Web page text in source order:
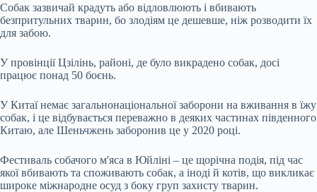
Собак зазвичай крадуть або відловлюють і вбивають
безпритульних тварин, бо злодіям це дешевше, ніж розводити їх
для забою.
У провінції Цзілінь, районі, де було викрадено собак, досі
працює понад 50 боєнь.
У Китаї немає загальнонаціональної заборони на вживання в їжу
собак, і це відбувається переважно в деяких частинах південного
Китаю, але Шеньчжень заборонив це у 2020 році.
Фестиваль собачого м'яса в Юйліні – це щорічна подія, під час
якої вбивають та споживають собак, а іноді й котів, що викликає
широке міжнародне осуд з боку груп захисту тварин.